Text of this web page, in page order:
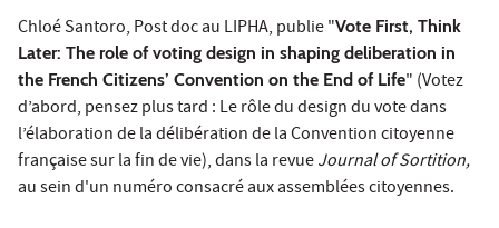
Chloé Santoro, Post doc au LIPHA, publie "Vote First, Think
Later: The role of voting design in shaping deliberation in
the French Citizens’ Convention on the End of Life" (Votez
d’abord, pensez plus tard : Le rôle du design du vote dans
l’élaboration de la délibération de la Convention citoyenne
française sur la fin de vie), dans la revueJournal of Sortition,
au sein d'un numéro consacré aux assemblées citoyennes.